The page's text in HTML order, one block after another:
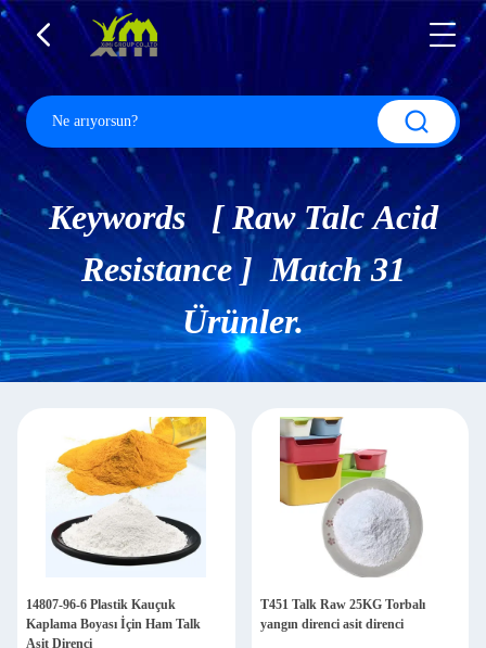
Keywords [ Raw Talc Acid
Resistance ] Match 31
Ürünler.
14807-96-6 Plastik Kauçuk
Kaplama Boyası İçin Ham Talk
Asit Direnci
T451 Talk Raw 25KG Torbalı
yangın direnci asit direnci